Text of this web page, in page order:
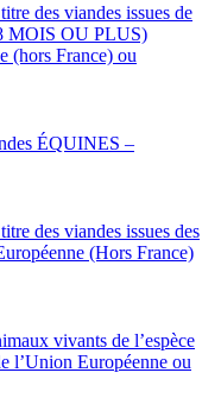
des viandes issues de
MOIS OU PLUS)
(hors France) ou
ÉQUINES –
des viandes issues des
(Hors France)
vivants de l’espèce
l’Union Européenne ou